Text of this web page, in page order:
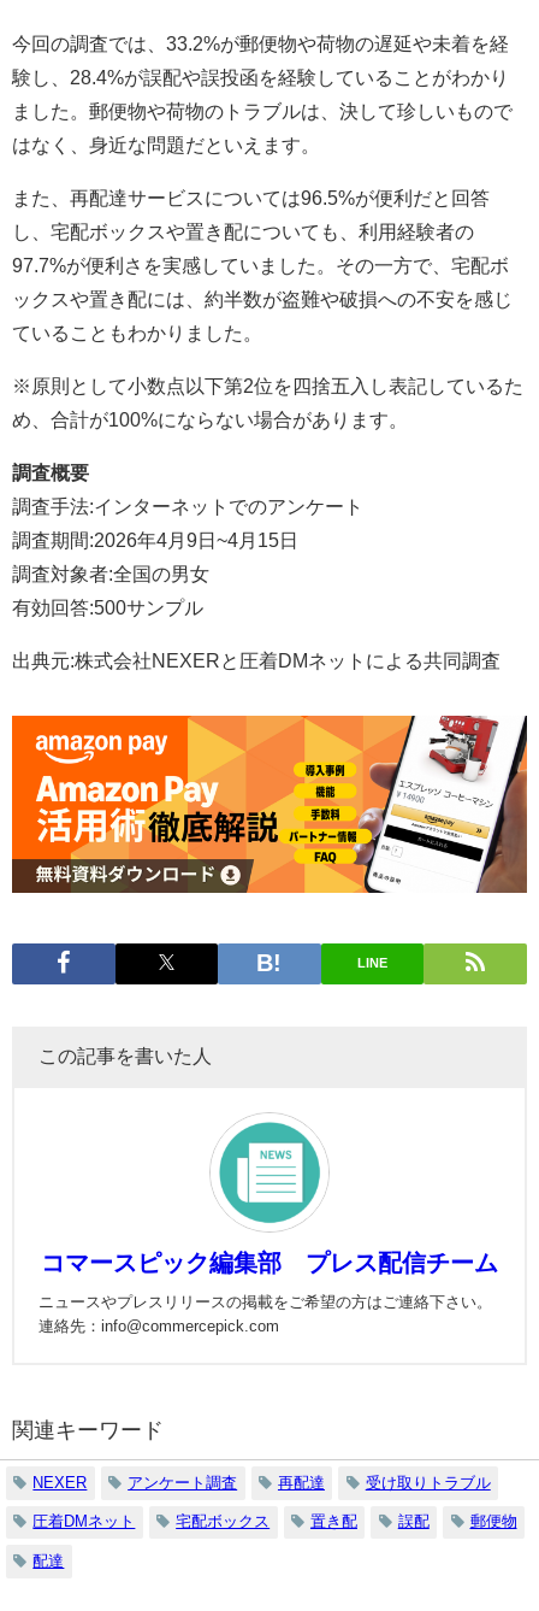
今回の調査では、33.2%が郵便物や荷物の遅延や未着を経
験し、28.4%が誤配や誤投函を経験していることがわかり
ました。郵便物や荷物のトラブルは、決して珍しいもので
はなく、身近な問題だといえます。
また、再配達サービスについては96.5%が便利だと回答
し、宅配ボックスや置き配についても、利用経験者の
97.7%が便利さを実感していました。その一方で、宅配ボ
ックスや置き配には、約半数が盗難や破損への不安を感じ
ていることもわかりました。
※原則として小数点以下第2位を四捨五入し表記しているた
め、合計が100%にならない場合があります。
調査概要
調査手法:インターネットでのアンケート
調査期間:2026年4月9日~4月15日
調査対象者:全国の男女
有効回答:500サンプル
出典元:株式会社NEXERと圧着DMネットによる共同調査
LINE
この記事を書いた人
コマースピック編集部 プレス配信チーム
ニュースやプレスリリースの掲載をご希望の方はご連絡下さい。
連絡先：info@commercepick.com
関連キーワード
NEXER アンケート調査 再配達 受け取りトラブル
圧着DMネット 宅配ボックス 置き配 誤配 郵便物
配達